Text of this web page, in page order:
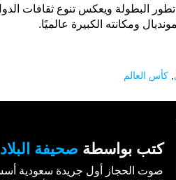
البطولة ويعكس تنوع ثقافات
ومكانته الكبيرة عالميًا.
كأس العالم
كتب بواسطة صحيفة البلاد
صوت الحجاز أول جريدة سعودية